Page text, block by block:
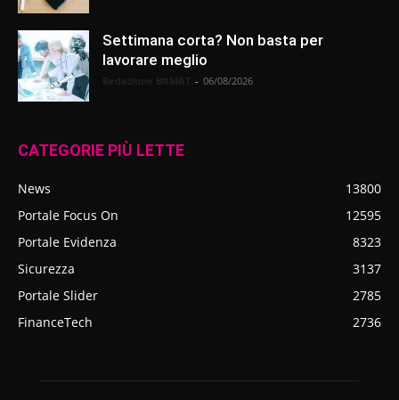
Settimana corta? Non basta per
lavorare meglio
- 06/08/2026
CATEGORIE PIÙ LETTE
News
13800
Portale Focus On
12595
Portale Evidenza
8323
Sicurezza
3137
Portale Slider
2785
FinanceTech
2736